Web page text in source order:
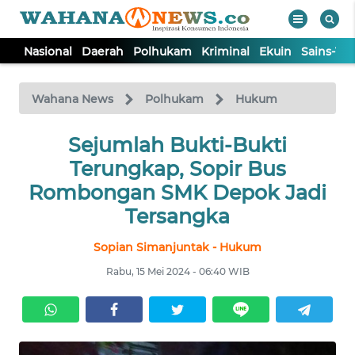
Nasional Daerah Polhukam Kriminal Ekuin Sains-
Wahana News Polhukam Hukum
Sejumlah Bukti-Bukti
Terungkap, Sopir Bus
Rombongan SMK Depok Jadi
Tersangka
Sopian Simanjuntak - Hukum
Rabu, 15 Mei 2024 - 06:40 WIB
TV
Tutup
NASIONAL
DAERAH
EKUIN